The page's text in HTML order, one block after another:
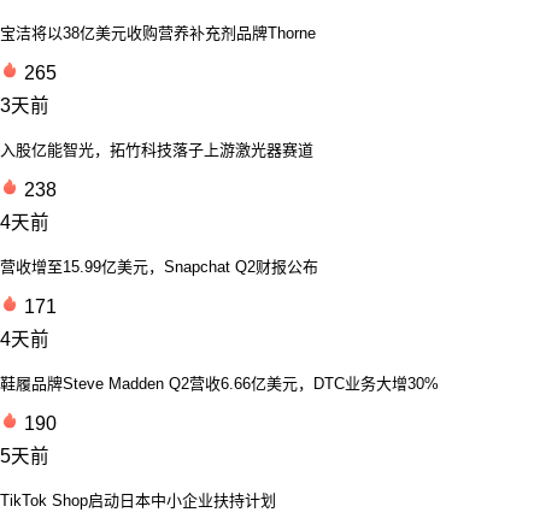
宝洁将以38亿美元收购营养补充剂品牌Thorne
265
3天前
入股亿能智光，拓竹科技落子上游激光器赛道
238
4天前
营收增至15.99亿美元，Snapchat Q2财报公布
171
4天前
鞋履品牌Steve Madden Q2营收6.66亿美元，DTC业务大增30%
190
5天前
TikTok Shop启动日本中小企业扶持计划